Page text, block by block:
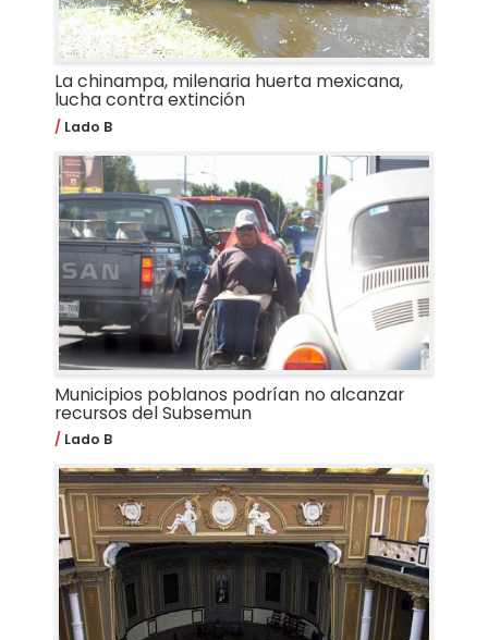
La chinampa, milenaria huerta mexicana,
lucha contra extinción
Lado B
Municipios poblanos podrían no alcanzar
recursos del Subsemun
Lado B